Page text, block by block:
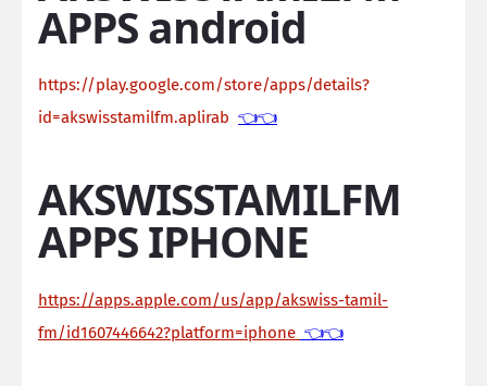
APPS android
https://play.google.com/store/apps/details?
id=akswisstamilfm.aplirab 👈👈
AKSWISSTAMILFM
APPS IPHONE
https://apps.apple.com/us/app/akswiss-tamil-
fm/id1607446642?platform=iphone 👈👈